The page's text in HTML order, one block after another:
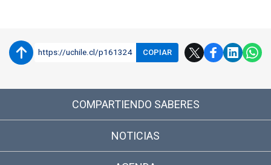
https://uchile.cl/p161324 COPIAR
COMPARTIENDO SABERES
NOTICIAS